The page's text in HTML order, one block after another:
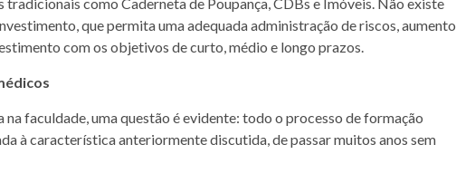
que permita uma adequada administração de riscos, aumento
com os objetivos de curto, médio e longo prazos.
na faculdade, uma questão é evidente: todo o processo de formação
à característica anteriormente discutida, de passar muitos anos sem